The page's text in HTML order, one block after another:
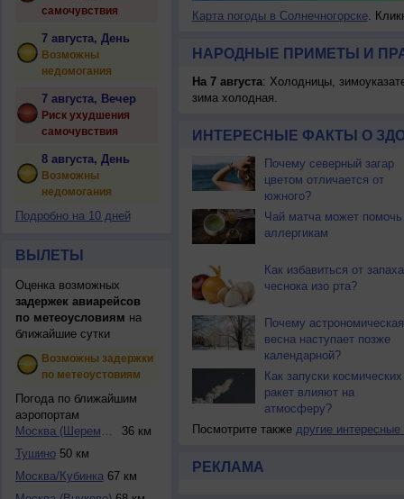
самочувствия
7 августа, День
Возможны
недомогания
7 августа, Вечер
Риск ухудшения
самочувствия
8 августа, День
Возможны
недомогания
Подробно на 10 дней
ВЫЛЕТЫ
Оценка возможных
задержек авиарейсов
по метеоусловиям на
ближайшие сутки
Возможны задержки
по метеоустовиям
Погода по ближайшим
аэропортам
Москва (Шереметье...
36 км
Тушино50 км
Москва/Кубинка67 км
Карта погоды в Солнечногорске.
НАРОДНЫЕ ПРИМЕТЫ И
На 7 августа: Холодницы,
зима холодная.
ИНТЕРЕСНЫЕ ФАКТЫ О
Почему северный загар
цветом отличается от
южного?
Чай матча может помочь
аллергикам
Как избавиться от запаха
чеснока изо рта?
Почему астрономическая
весна наступает позже
календарной?
Как запуски космических
ракет влияют на
атмосферу?
Посмотрите также другие интересные
РЕКЛАМА